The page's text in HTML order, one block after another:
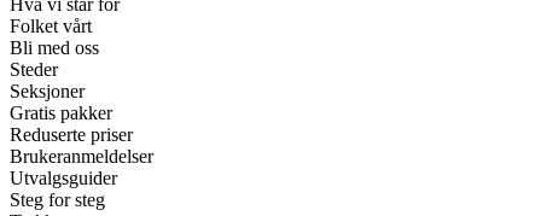
Hva vi står for
Folket vårt
Bli med oss
Steder
Seksjoner
Gratis pakker
Reduserte priser
Brukeranmeldelser
Utvalgsguider
Steg for steg